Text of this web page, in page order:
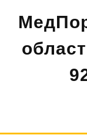
содержимому